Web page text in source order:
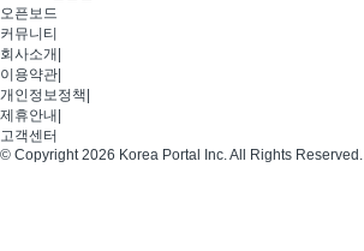
오픈보드
커뮤니티
회사소개
이용약관
개인정보정책
제휴안내
고객센터
© Copyright 2026 Korea Portal Inc. All Rights Reserved.